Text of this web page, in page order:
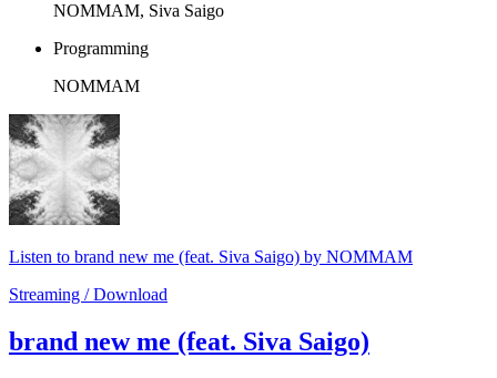
NOMMAM, Siva Saigo
Programming
NOMMAM
Listen to brand new me (feat. Siva Saigo) by NOMMAM
Streaming / Download
brand new me (feat. Siva Saigo)